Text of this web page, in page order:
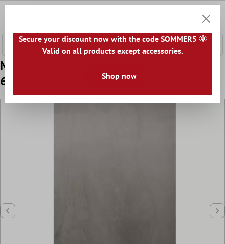
Muster Bodenfliese Moneta Matt Greige
60x120cm
Secure your discount now with the code SOMMER5 🌞
Valid on all products except accessories.
Shop now